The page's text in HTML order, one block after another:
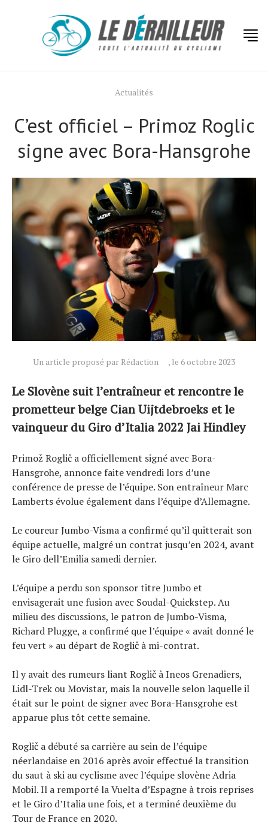
Actualités
C’est officiel – Primoz Roglic
signe avec Bora-Hansgrohe
Un article proposé par Rédaction , le 6 octobre 2023
Le Slovène suit l’entraîneur et rencontre le
prometteur belge Cian Uijtdebroeks et le
vainqueur du Giro d’Italia 2022 Jai Hindley
Primož Roglič a officiellement signé avec Bora-
Hansgrohe, annonce faite vendredi lors d’une
conférence de presse de l’équipe. Son entraîneur Marc
Lamberts évolue également dans l’équipe d’Allemagne.
Le coureur Jumbo-Visma a confirmé qu’il quitterait son
équipe actuelle, malgré un contrat jusqu’en 2024, avant
le Giro dell’Emilia samedi dernier.
L’équipe a perdu son sponsor titre Jumbo et
envisagerait une fusion avec Soudal-Quickstep. Au
milieu des discussions, le patron de Jumbo-Visma,
Richard Plugge, a confirmé que l’équipe « avait donné le
feu vert » au départ de Roglič à mi-contrat.
Il y avait des rumeurs liant Roglič à Ineos Grenadiers,
Lidl-Trek ou Movistar, mais la nouvelle selon laquelle il
était sur le point de signer avec Bora-Hansgrohe est
apparue plus tôt cette semaine.
Roglič a débuté sa carrière au sein de l’équipe
néerlandaise en 2016 après avoir effectué la transition
du saut à ski au cyclisme avec l’équipe slovène Adria
Mobil. Il a remporté la Vuelta d’Espagne à trois reprises
et le Giro d’Italia une fois, et a terminé deuxième du
Tour de France en 2020.
Tous nos articles
À propos